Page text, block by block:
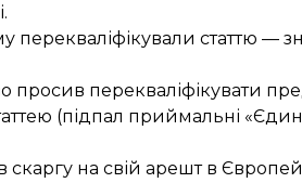
перекваліфікували статтю —
просив перекваліфікувати
(підпал приймальні
скаргу на свій арештв